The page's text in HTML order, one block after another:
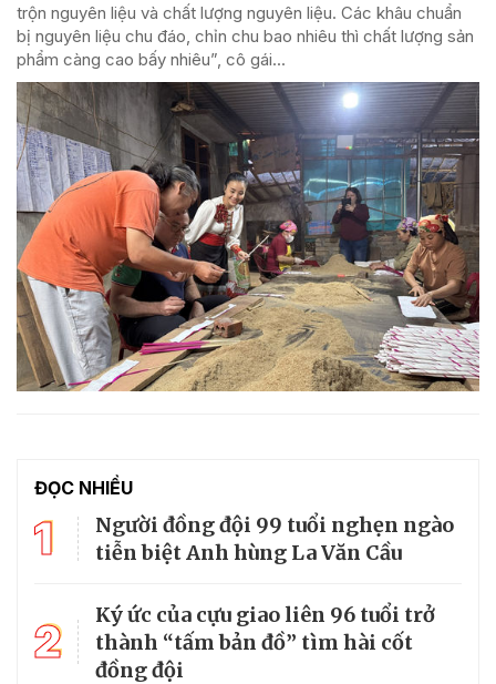
trộn nguyên liệu và chất lượng nguyên liệu. Các khâu chuẩn
bị nguyên liệu chu đáo, chỉn chu bao nhiêu thì chất lượng sản
phẩm càng cao bấy nhiêu”, cô gái...
ĐỌC NHIỀU
1
Người đồng đội 99 tuổi nghẹn ngào
tiễn biệt Anh hùng La Văn Cầu
2
Ký ức của cựu giao liên 96 tuổi trở
thành “tấm bản đồ” tìm hài cốt
đồng đội